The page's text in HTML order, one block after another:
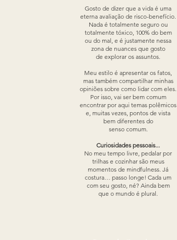
Gosto de dizer que a vida é uma
eterna avaliação de risco-benefício.
Nada é totalmente seguro ou
totalmente tóxico, 100% do bem
ou do mal, e é justamente nessa
zona de nuances que gosto
de explorar os assuntos.
Meu estilo é apresentar os fatos,
mas também compartilhar minhas
opiniões sobre como lidar com eles.
Por isso, vai ser bem comum
encontrar por aqui temas polêmicos
e, muitas vezes, pontos de vista
bem diferentes do
senso comum.
Curiosidades pessoais...
No meu tempo livre, pedalar por
trilhas e cozinhar são meus
momentos de mindfulness. Já
costura… passo longe! Cada um
com seu gosto, né? Ainda bem
que o mundo é plural.​​